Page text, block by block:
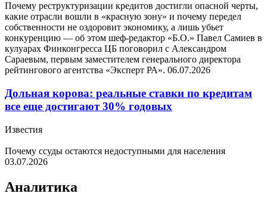
Почему реструктуризации кредитов достигли опасной черты,
какие отрасли вошли в «красную зону» и почему передел
собственности не оздоровит экономику, а лишь убьет
конкуренцию — об этом шеф-редактор «Б.О.» Павел Самиев в
кулуарах Финконгресса ЦБ поговорил с Александром
Сараевым, первым заместителем генерального директора
рейтингового агентства «Эксперт РА». 06.07.2026
Дольная корова: реальные ставки по кредитам
все еще достигают 30% годовых
Известия
Почему ссуды остаются недоступными для населения
03.07.2026
Аналитика